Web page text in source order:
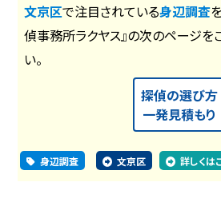
文京区で注目されている身辺調査
偵事務所ラクヤス』の次のページを
い。
探偵の選び方
一発見積もり
身辺調査 文京区 詳しくは